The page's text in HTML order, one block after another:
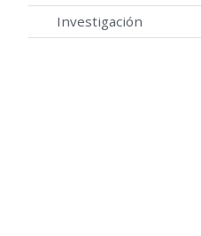
Investigación